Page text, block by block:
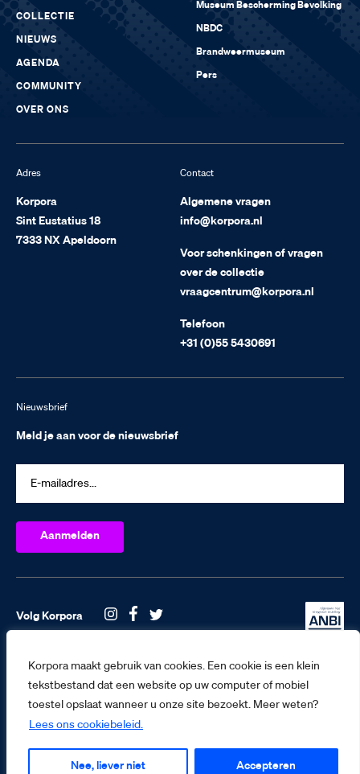
Korpora maakt gebruik van cookies. Een cookie is een klein
tekstbestand dat een website op uw computer of mobiel
toestel opslaat wanneer u onze site bezoekt. Meer weten?
Lees ons cookiebeleid.
Nee, liever niet Accepteren
COLLECTIE
NIEUWS
AGENDA
COMMUNITY
OVER ONS
Museum Bescherming Bevolking
NBDC
Brandweermuseum
Pers
Adres
Korpora
Sint Eustatius 18
7333 NX Apeldoorn
Contact
Algemene vragen
info@korpora.nl
Voor schenkingen of vragen
over de collectie
vraagcentrum@korpora.nl
Telefoon
+31 (0)55 5430691
Nieuwsbrief
Meld je aan voor de nieuwsbrief
Volg Korpora
Algemene voorwaarden